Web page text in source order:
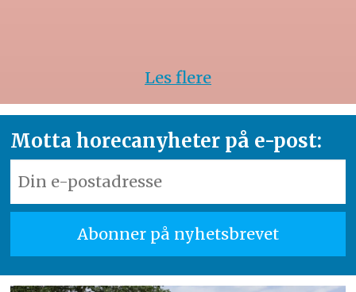
Les flere
Motta horecanyheter på e-post: